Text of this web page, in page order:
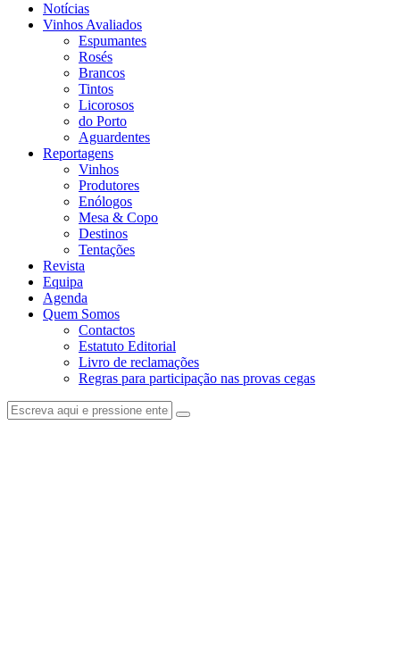
Notícias
Vinhos Avaliados
Espumantes
Rosés
Brancos
Tintos
Licorosos
do Porto
Aguardentes
Reportagens
Vinhos
Produtores
Enólogos
Mesa & Copo
Destinos
Tentações
Revista
Equipa
Agenda
Quem Somos
Contactos
Estatuto Editorial
Livro de reclamações
Regras para participação nas provas cegas